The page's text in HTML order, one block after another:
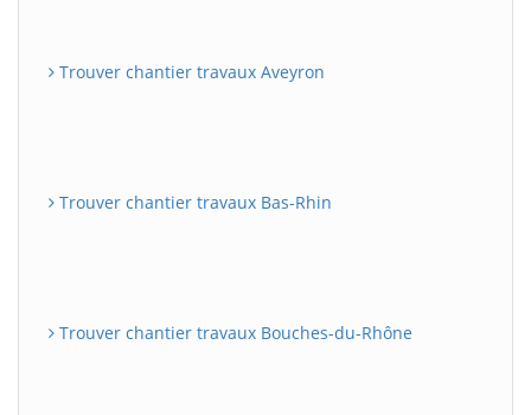
Trouver chantier travaux Aveyron
Trouver chantier travaux Bas-Rhin
Trouver chantier travaux Bouches-du-Rhône